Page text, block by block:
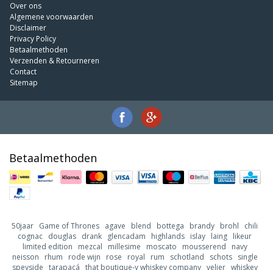
Over ons
Algemene voorwaarden
Disclaimer
Privacy Policy
Betaalmethoden
Verzenden & Retourneren
Contact
Sitemap
Betaalmethoden
50jaar Game of Thrones agave blend bottega brandy brohl
chili
cognac douglas drank glencadam highlands islay laing likeur
limited edition
mezcal millesime moscato mousserend
navy
neisson
rhum rode wijn rose royal rum schotland schots
single
speyside tarapacá that boutique-y whiskey company velier whiskey